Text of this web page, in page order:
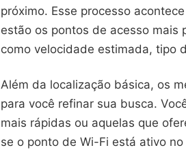
próximo. Esse processo
estão os pontos de acesso mais
como velocidade estimada, tipo
Além da localização básica, os
para você refinar sua busca.
mais rápidas ou aquelas que
se o ponto de Wi-Fi está ativo